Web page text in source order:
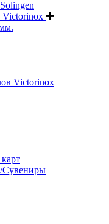
Victorinox
Victorinox
Сувениры